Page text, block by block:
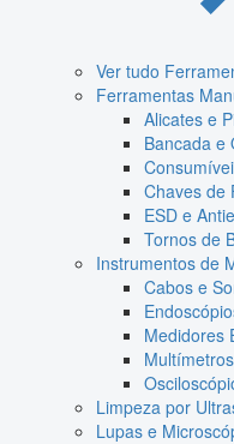
Ver tudo
Ferramentas
Alicates e
Bancada e
Chaves de
ESD e
Tornos de
Instrumentos de
Cabos e
Medidores
Multímetros
Limpeza por
Lupas e